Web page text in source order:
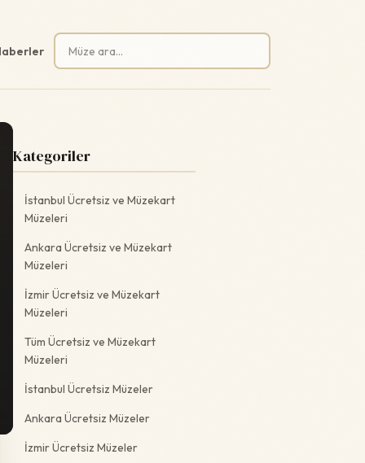
Arama:
Kategoriler
İstanbul Ücretsiz ve Müzekart
Müzeleri
Ankara Ücretsiz ve Müzekart
Müzeleri
İzmir Ücretsiz ve Müzekart
Müzeleri
Tüm Ücretsiz ve Müzekart
Müzeleri
İstanbul Ücretsiz Müzeler
Ankara Ücretsiz Müzeler
İzmir Ücretsiz Müzeler